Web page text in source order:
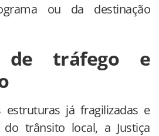
ou da destinação
de tráfego e
estruturas já fragilizadas e
trânsito local, a Justiça